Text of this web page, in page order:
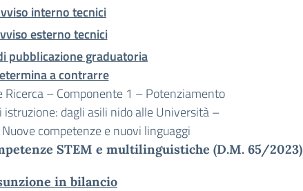
interno tecnici
esterno tecnici
pubblicazione graduatoria
a contrarre
Ricerca – Componente 1 – Potenziamento
istruzione: dagli asili nido alle Università –
competenze e nuovi linguaggi
STEM e multilinguistiche (D.M. 65/2023)
in bilancio